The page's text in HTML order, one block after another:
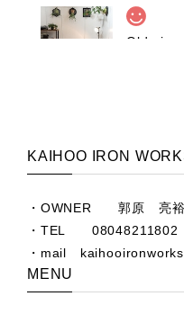
Old pine
ベンチとデス
ろしくお願いし
KAIHOO IRON
・OWNER 郭原 亮裕
・TEL 08048211802
・mail
MENU